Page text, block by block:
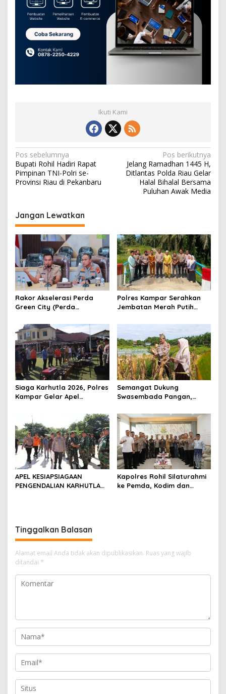
Ikuti Kami
N
a
v
g
a
s
p
o
s
Pos sebelumnya
Bupati Rohil Hadiri Rapat
Pimpinan TNI-Polri se-
Provinsi Riau di Pekanbaru
Pos berikutnya
Jelang Ramadhan 1445 H,
Ditlantas Polda Riau Gelar
Halal Bihalal Bersama
Puluhan Awak Media
Jangan Lewatkan
Rakor Akselerasi Perda
Green City (Perda
Pekanbaru Bersama Dinas
Lingkungan Hidup Kota
Pekanbaru dan Tim Pakar
Polres Kampar Serahkan
Jembatan Merah Putih
Warga Pulau Jambu Kuok
Siaga Karhutla 2026, Polres
Kampar Gelar Apel
Terkait
Semangat Dukung
Swasembada Pangan,
Langsung Panen Jagung di
Sendayan
APEL KESIAPSIAGAAN
PENGENDALIAN KARHUTLA
NINO
Kapolres Rohil Silaturahmi
ke Pemda, Kodim dan
Tinggalkan Balasan
Alamat email Anda tidak akan dipublikasikan. Ruas yang wajib
ditandai *